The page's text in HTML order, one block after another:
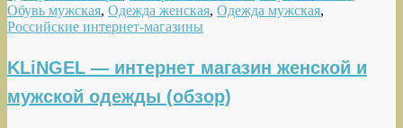
Обувь мужская, Одежда женская, Одежда мужская,
Российские интернет-магазины
KLiNGEL — интернет магазин женской и
мужской одежды (обзор)